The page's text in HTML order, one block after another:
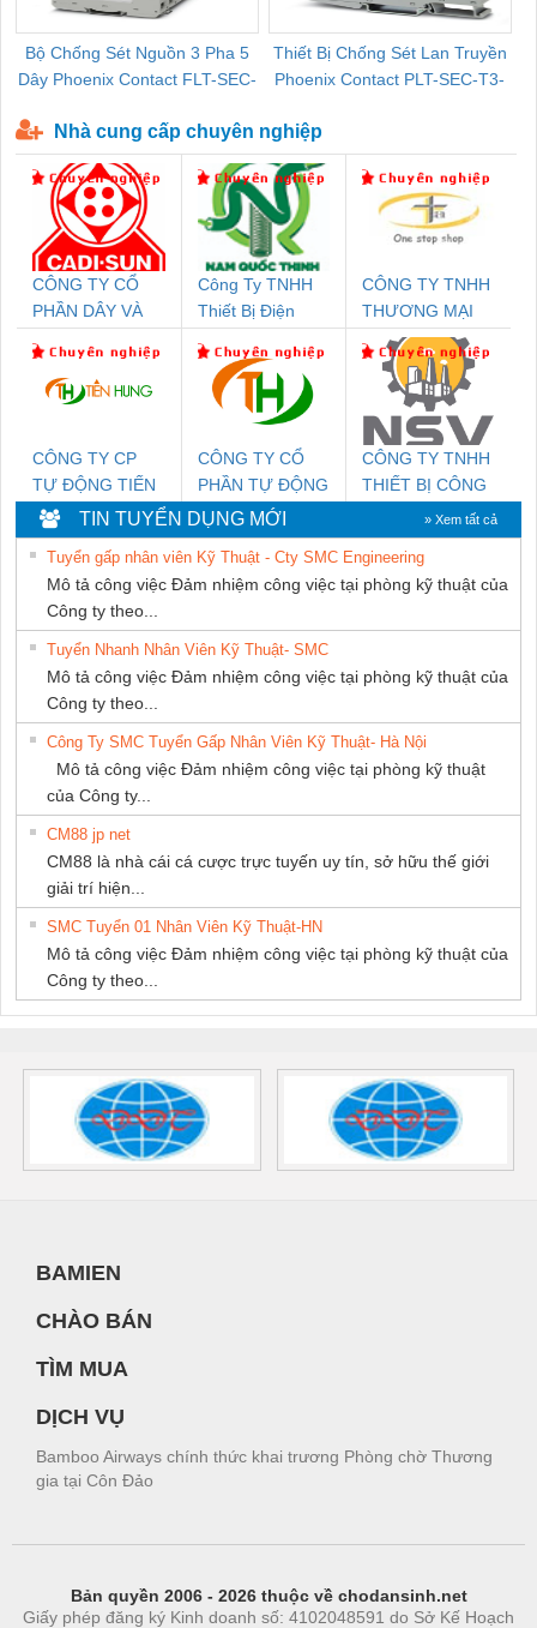
Bộ Chống Sét Nguồn 3 Pha 5
Dây Phoenix Contact FLT-SEC-
Thiết Bị Chống Sét Lan Truyền
Phoenix Contact PLT-SEC-T3-
Nhà cung cấp chuyên nghiệp
CÔNG TY CỔ
PHẦN DÂY VÀ
THƯỢNG ĐÌNH
Công Ty TNHH
Thiết Bị Điện
CÔNG TY TNHH
THƯƠNG MẠI
THIÊN ÂN VIỆT
NAM
CÔNG TY CP
TỰ ĐỘNG TIẾN
HƯNG
CÔNG TY CỔ
PHẦN TỰ ĐỘNG
TIẾN HƯNG
CÔNG TY TNHH
THIẾT BỊ CÔNG
NGHIỆP NIHON
SETSUBI VIỆT
NAM
TIN TUYỂN DỤNG MỚI » Xem tất cả
Tuyển gấp nhân viên Kỹ Thuật - Cty SMC Engineering
Mô tả công việc Đảm nhiệm công việc tại phòng kỹ thuật của
Công ty theo...
Tuyển Nhanh Nhân Viên Kỹ Thuật- SMC
Mô tả công việc Đảm nhiệm công việc tại phòng kỹ thuật của
Công ty theo...
Công Ty SMC Tuyển Gấp Nhân Viên Kỹ Thuật- Hà Nội
Mô tả công việc Đảm nhiệm công việc tại phòng kỹ thuật
của Công ty...
CM88 jp net
CM88 là nhà cái cá cược trực tuyến uy tín, sở hữu thế giới
giải trí hiện...
SMC Tuyển 01 Nhân Viên Kỹ Thuật-HN
Mô tả công việc Đảm nhiệm công việc tại phòng kỹ thuật của
Công ty theo...
BAMIEN
CHÀO BÁN
TÌM MUA
DỊCH VỤ
Bamboo Airways chính thức khai trương Phòng chờ Thương
gia tại Côn Đảo
Bản quyền 2006 - 2026 thuộc về chodansinh.net
Giấy phép đăng ký Kinh doanh số: 4102048591 do Sở Kế Hoạch